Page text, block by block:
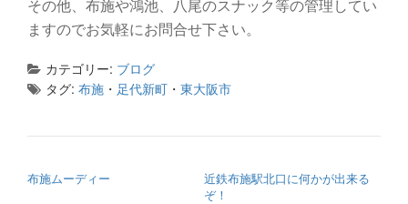
その他、布施や鴻池、八尾のスナック等の管理してい
ますのでお気軽にお問合せ下さい。
カテゴリー: ブログ
タグ: 布施 ・ 足代新町 ・ 東大阪市
布施ムーディー
近鉄布施駅北口に何かが出来る
ぞ！